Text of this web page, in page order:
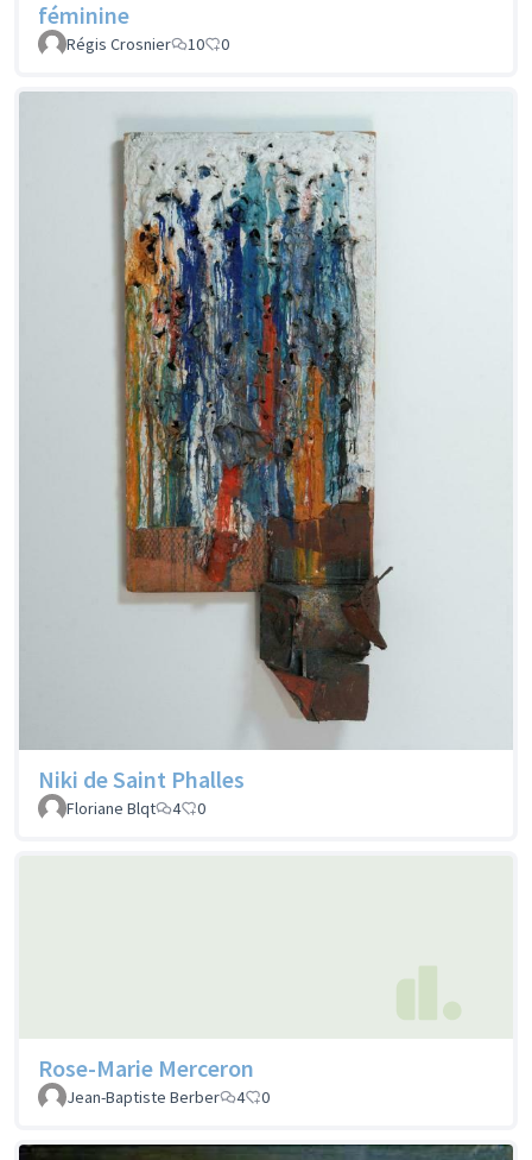
féminine
Régis Crosnier 10 0
Niki de Saint Phalles
Floriane Blqt 4 0
Rose-Marie Merceron
Jean-Baptiste Berber 4 0